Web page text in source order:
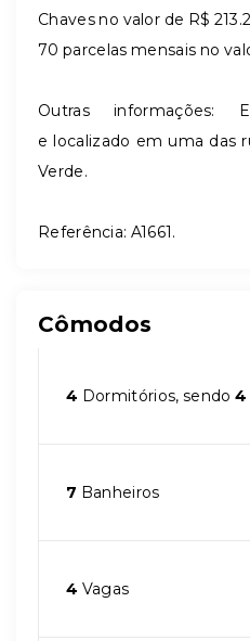
Chaves no valor de R$
70 parcelas mensais no
Outras informações:
e localizado em uma das
Verde.
Referência: A1661.
Cômodos
4 Dormitórios, sendo4
7 Banheiros
4 Vagas